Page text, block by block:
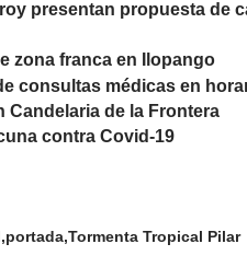
presentan propuesta de
zona franca en Ilopango
consultas médicas en
de la Frontera
contra Covid-19
portada Tormenta Tropical Pilar